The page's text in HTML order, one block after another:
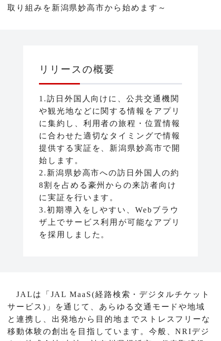
取り組みを新潟県妙高市から始めます～
リリースの概要
1.訪日外国人向けに、公共交通機関
や観光地などに関する情報をアプリ
に集約し、利用者の旅程・位置情報
に合わせた適切なタイミングで情報
提供する実証を、新潟県妙高市で開
始します。
2.新潟県妙高市への訪日外国人の約
8割を占める豪州からの来訪者向け
に実証を行います。
3.初期導入をしやすい、Webブラウ
ザ上でサービス利用が可能なアプリ
を採用しました。
JALは「JAL MaaS(経路検索・デジタルチケット
サービス)」を通じて、あらゆる交通モードや地域
と連携し、出発地から目的地までストレスフリーな
移動体験の創出を目指しています。今般、NRIデジ